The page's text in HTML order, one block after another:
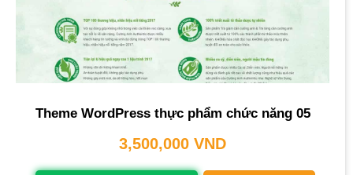
Theme WordPress thực phẩm chức năng 05
3,500,000 VND